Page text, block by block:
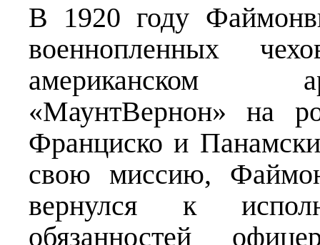
В 1920 году
военнопленных
американском
«МаунтВернон» на
Франциско и
свою миссию,
вернулся к
обязанностей